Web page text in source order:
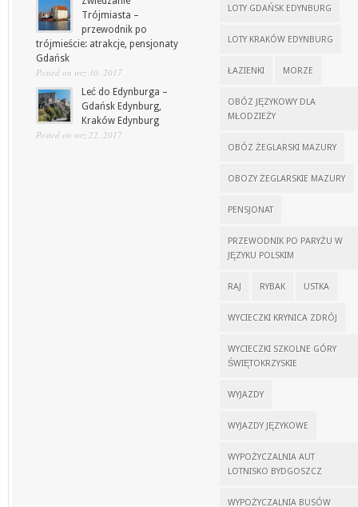
Trójmiasta –
przewodnik po
trójmieście: atrakcje, pensjonaty
Gdańsk
Posted on wrz 30, 2017
Leć do Edynburga –
Gdańsk Edynburg,
Kraków Edynburg
Posted on wrz 22, 2017
LOTY GDAŃSK EDYNBURG
LOTY KRAKÓW EDYNBURG
ŁAZIENKI MORZE
OBÓZ JĘZYKOWY DLA
MŁODZIEŻY
OBÓZ ŻEGLARSKI MAZURY
OBOZY ŻEGLARSKIE MAZURY
PENSJONAT
PRZEWODNIK PO PARYŻU W
JĘZYKU POLSKIM
RAJ RYBAK USTKA
WYCIECZKI KRYNICA ZDRÓJ
WYCIECZKI SZKOLNE GÓRY
ŚWIĘTOKRZYSKIE
WYJAZDY
WYJAZDY JĘZYKOWE
WYPOŻYCZALNIA AUT
LOTNISKO BYDGOSZCZ
WYPOŻYCZALNIA BUSÓW